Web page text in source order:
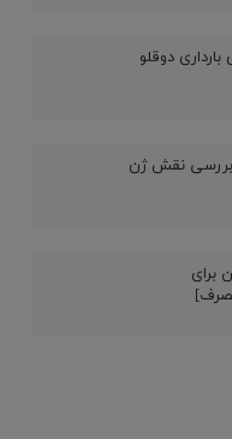
دوقلو
بررسی نقش ژن
برای